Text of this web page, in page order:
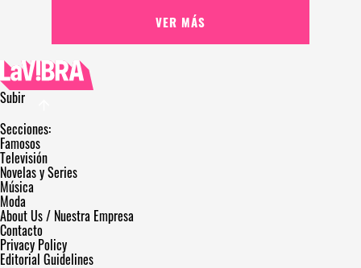
VER MÁS
Subir
Secciones:
Famosos
Televisión
Novelas y Series
Música
Moda
About Us / Nuestra Empresa
Contacto
Privacy Policy
Editorial Guidelines